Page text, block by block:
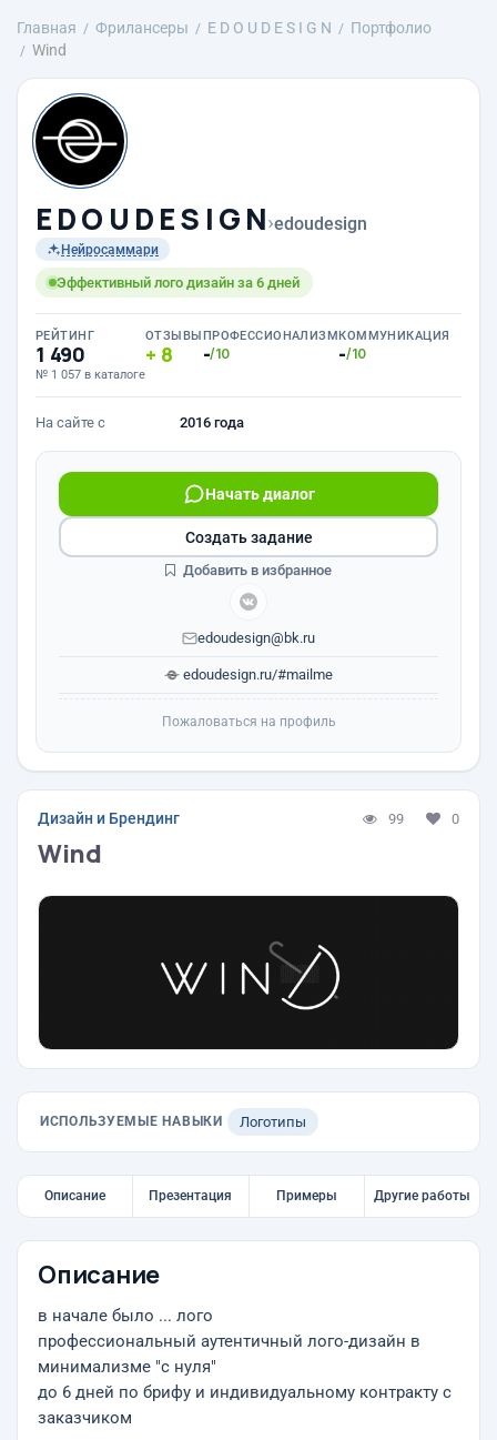
Главная Фрилансеры E D O U D E S I G N
Портфолио
Wind
E D O U D E S I G N›edoudesign
Нейросаммари
Эффективный лого дизайн за 6 дней
РЕЙТИНГ
1 490
№ 1 057 в каталоге
ОТЗЫВЫ
8
ПРОФЕССИОНАЛИЗМ
-/10
КОММУНИКАЦИЯ
-/10
На сайте с 2016 года
Начать диалог
edoudesign@bk.ru
edoudesign.ru/#mailme
Создать задание
Добавить в избранное
Пожаловаться на профиль
Дизайн и Брендинг 99 0
Wind
ИСПОЛЬЗУЕМЫЕ НАВЫКИ Логотипы
Описание Презентация Примеры Другие работы
Описание
в начале было ... лого
профессиональный аутентичный лого-дизайн в
минимализме "с нуля"
до 6 дней по брифу и индивидуальному контракту с
заказчиком